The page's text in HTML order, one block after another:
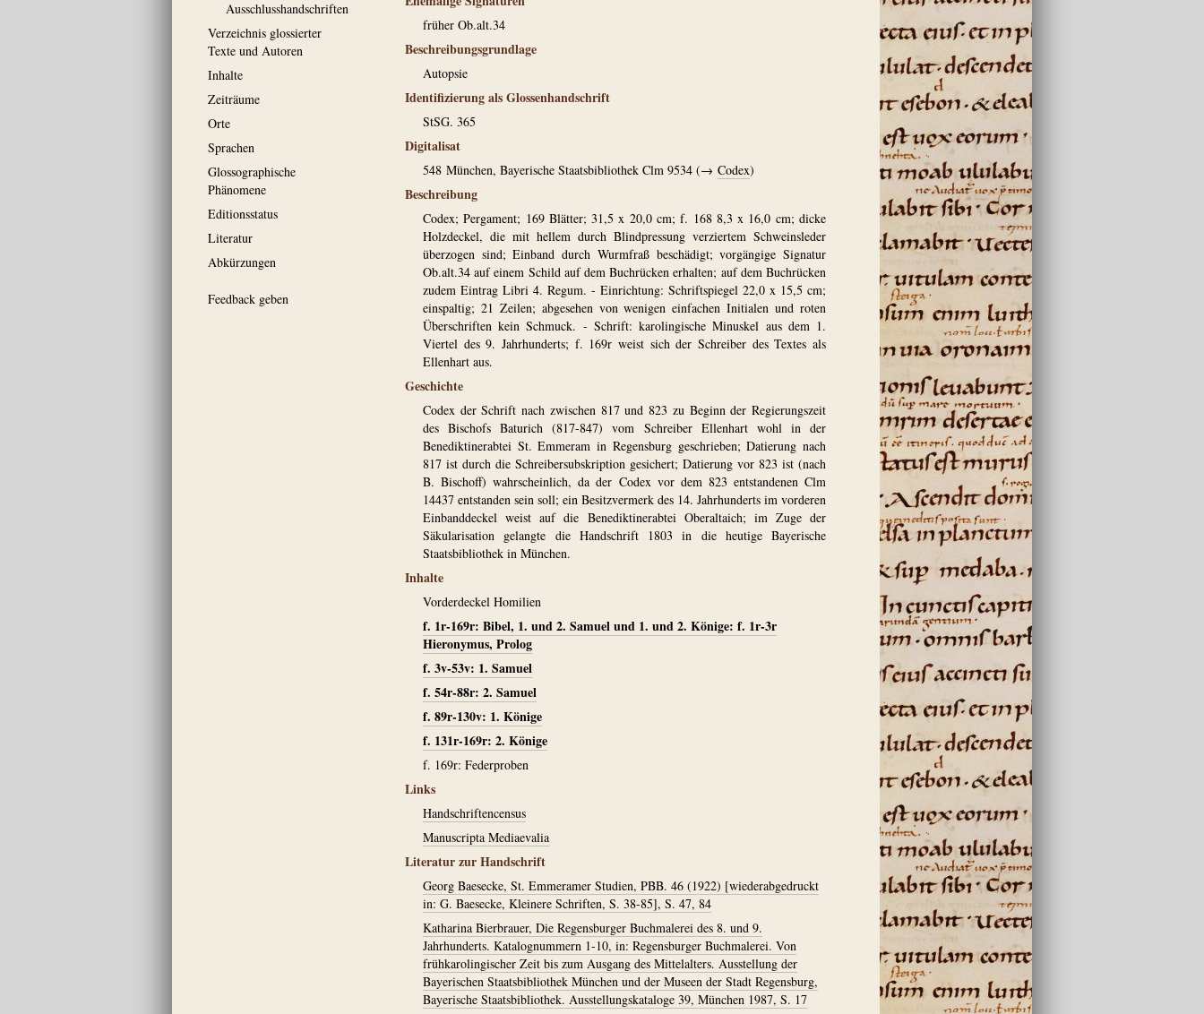
Ausschluss­handschriften
Verzeichnis glossierter
Texte und Autoren
Inhalte
Zeiträume
Orte
Sprachen
Glossographische
Phänomene
Editionsstatus
Literatur
Abkürzungen
Feedback geben
früher Ob.alt.34
Beschreibungsgrundlage
Autopsie
Identifizierung als Glossenhandschrift
StSG. 365
Digitalisat
548 München, Bayerische Staatsbibliothek Clm 9534 (→ Codex)
Beschreibung
Codex; Pergament; 169 Blätter; 31,5 x 20,0 cm; f. 168 8,3 x 16,0 cm; dicke
Holzdeckel, die mit hellem durch Blindpressung verziertem Schweinsleder
überzogen sind; Einband durch Wurmfraß beschädigt; vorgängige Signatur
Ob.alt.34 auf einem Schild auf dem Buchrücken erhalten; auf dem Buchrücken
zudem Eintrag Libri 4. Regum. - Einrichtung: Schriftspiegel 22,0 x 15,5 cm;
einspaltig; 21 Zeilen; abgesehen von wenigen einfachen Initialen und roten
Überschriften kein Schmuck. - Schrift: karolingische Minuskel aus dem 1.
Viertel des 9. Jahrhunderts; f. 169r weist sich der Schreiber des Textes als
Ellenhart aus.
Geschichte
Codex der Schrift nach zwischen 817 und 823 zu Beginn der Regierungszeit
des Bischofs Baturich (817-847) vom Schreiber Ellenhart wohl in der
Benediktinerabtei St. Emmeram in Regensburg geschrieben; Datierung nach
817 ist durch die Schreibersubskription gesichert; Datierung vor 823 ist (nach
B. Bischoff) wahrscheinlich, da der Codex vor dem 823 entstandenen Clm
14437 entstanden sein soll; ein Besitzvermerk des 14. Jahrhunderts im vorderen
Einbanddeckel weist auf die Benediktinerabtei Oberaltaich; im Zuge der
Säkularisation gelangte die Handschrift 1803 in die heutige Bayerische
Staatsbibliothek in München.
Inhalte
Vorderdeckel Homilien
f. 1r-169r: Bibel, 1. und 2. Samuel und 1. und 2. Könige: f. 1r-3r
Hieronymus, Prolog
f. 3v-53v: 1. Samuel
f. 54r-88r: 2. Samuel
f. 89r-130v: 1. Könige
f. 131r-169r: 2. Könige
f. 169r: Federproben
Links
Handschriftencensus
Manuscripta Mediaevalia
Literatur zur Handschrift
Georg Baesecke, St. Emmeramer Studien, PBB. 46 (1922) [wiederabgedruckt
in: G. Baesecke, Kleinere Schriften, S. 38-85], S. 47, 84
Katharina Bierbrauer, Die Regensburger Buchmalerei des 8. und 9.
Jahrhunderts. Katalognummern 1-10, in: Regensburger Buchmalerei. Von
frühkarolingischer Zeit bis zum Ausgang des Mittelalters. Ausstellung der
Bayerischen Staatsbibliothek München und der Museen der Stadt Regensburg,
Bayerische Staatsbibliothek. Ausstellungskataloge 39, München 1987, S. 17